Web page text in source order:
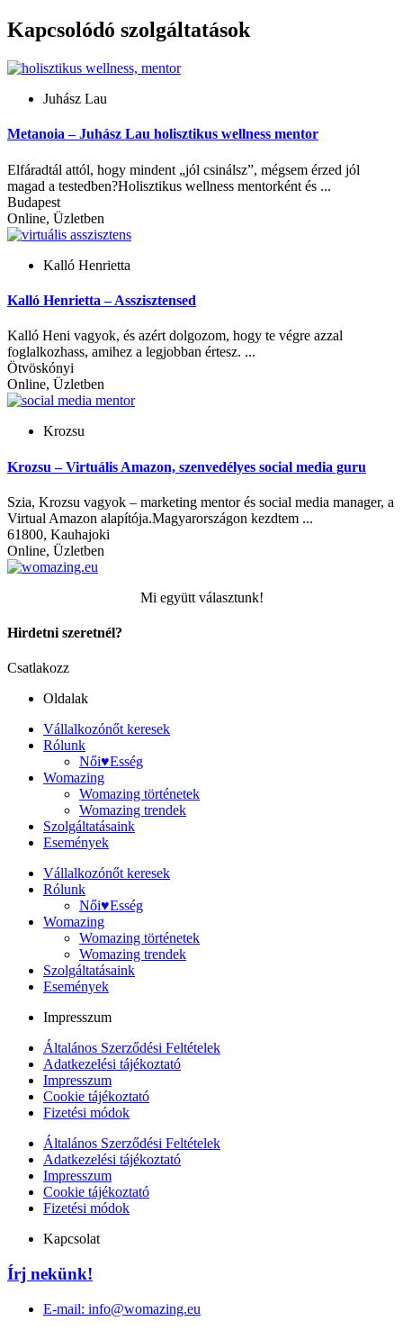
Kapcsolódó szolgáltatások
Juhász Lau
Metanoia – Juhász Lau holisztikus wellness mentor
Elfáradtál attól, hogy mindent „jól csinálsz”, mégsem érzed jól
magad a testedben?Holisztikus wellness mentorként és ...
Budapest
Online, Üzletben
Kalló Henrietta
Kalló Henrietta – Asszisztensed
Kalló Heni vagyok, és azért dolgozom, hogy te végre azzal
foglalkozhass, amihez a legjobban értesz. ...
Ötvöskónyi
Online, Üzletben
Krozsu
Krozsu – Virtuális Amazon, szenvedélyes social media guru
Szia, Krozsu vagyok – marketing mentor és social media manager, a
Virtual Amazon alapítója.Magyarországon kezdtem ...
61800, Kauhajoki
Online, Üzletben
Mi együtt választunk!
Hirdetni szeretnél?
Csatlakozz
Oldalak
Vállalkozónőt keresek
Rólunk
Női♥Esség
Womazing
Womazing történetek
Womazing trendek
Szolgáltatásaink
Események
Vállalkozónőt keresek
Rólunk
Női♥Esség
Womazing
Womazing történetek
Womazing trendek
Szolgáltatásaink
Események
Impresszum
Általános Szerződési Feltételek
Adatkezelési tájékoztató
Impresszum
Cookie tájékoztató
Fizetési módok
Általános Szerződési Feltételek
Adatkezelési tájékoztató
Impresszum
Cookie tájékoztató
Fizetési módok
Kapcsolat
Írj nekünk!
E-mail: info@womazing.eu